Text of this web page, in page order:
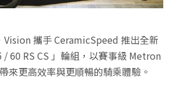
Vision 攜手 CeramicSpeed 推出全新
60 RS CS 」輪組，以賽事級 Metron
來更高效率與更順暢的騎乘體驗。